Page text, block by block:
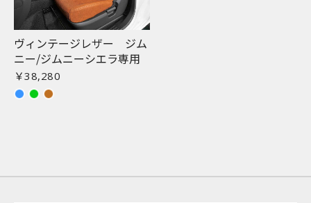
ヴィンテージレザー ジム
ニー/ジムニーシエラ専用
￥38,280